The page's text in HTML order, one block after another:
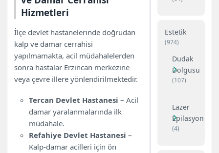
Hizmetleri
İlçe devlet hastanelerinde doğrudan
kalp ve damar cerrahisi
yapılmamakta, acil müdahalelerden
sonra hastalar Erzincan merkezine
veya çevre illere yönlendirilmektedir.
Tercan Devlet Hastanesi – Acil
damar yaralanmalarında ilk
müdahale.
Refahiye Devlet Hastanesi –
Kalp-damar acilleri için ön
Estetik
(974)
Dudak
Dolgusu
(107)
Lazer
Epilasyon
(4)